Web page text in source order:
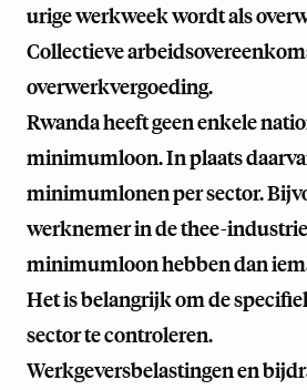
urige werkweek wordt als
Collectieve
overwerkvergoeding.
Rwanda heeft geen enkele
minimumloon. In plaats
minimumlonen per sector.
werknemer in de thee-
minimumloon hebben dan
Het is belangrijk om de
sector te controleren.
Werkgeversbelastingen en